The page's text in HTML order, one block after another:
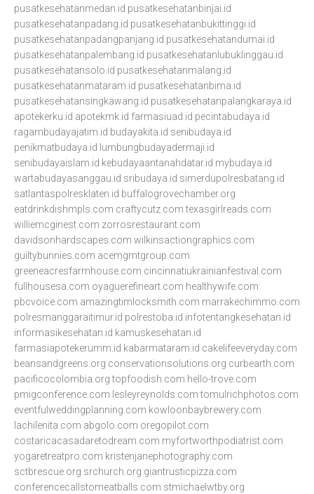
pusatkesehatanmedan.id pusatkesehatanbinjai.id
pusatkesehatanpadang.id pusatkesehatanbukittinggi.id
pusatkesehatanpadangpanjang.id pusatkesehatandumai.id
pusatkesehatanpalembang.id pusatkesehatanlubuklinggau.id
pusatkesehatansolo.id pusatkesehatanmalang.id
pusatkesehatanmataram.id pusatkesehatanbima.id
pusatkesehatansingkawang.id pusatkesehatanpalangkaraya.id
apotekerku.id apotekmk.id farmasiuad.id pecintabudaya.id
ragambudayajatim.id budayakita.id senibudaya.id
penikmatbudaya.id lumbungbudayadermaji.id
senibudayaislam.id kebudayaantanahdatar.id mybudaya.id
wartabudayasanggau.id sribudaya.id simerdupolresbatang.id
satlantaspolresklaten.id buffalogrovechamber.org
eatdrinkdishmpls.com craftycutz.com texasgirlreads.com
williemcginest.com zorrosrestaurant.com
davidsonhardscapes.com wilkinsactiongraphics.com
guiltybunnies.com acemgmtgroup.com
greeneacresfarmhouse.com cincinnatiukrainianfestival.com
fullhousesa.com oyaguerefineart.com healthywife.com
pbcvoice.com amazingtimlocksmith.com marrakechimmo.com
polresmanggaraitimur.id polrestoba.id infotentangkesehatan.id
informasikesehatan.id kamuskesehatan.id
farmasiapotekerumm.id kabarmataram.id cakelifeeveryday.com
beansandgreens.org conservationsolutions.org curbearth.com
pacificocolombia.org topfoodish.com hello-trove.com
pmigconference.com lesleyreynolds.com tomulrichphotos.com
eventfulweddingplanning.com kowloonbaybrewery.com
lachilenita.com abgolo.com oregopilot.com
costaricacasadaretodream.com myfortworthpodiatrist.com
yogaretreatpro.com kristenjanephotography.com
sctbrescue.org srchurch.org giantrusticpizza.com
conferencecallstomeatballs.com stmichaelwtby.org